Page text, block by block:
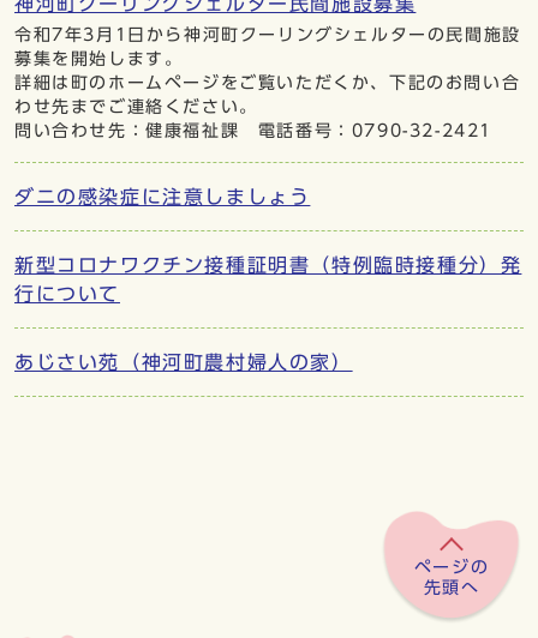
令和7年3月1日から神河町クーリングシェルターの民間施設
募集を開始します。
詳細は町のホームページをご覧いただくか、下記のお問い合
わせ先までご連絡ください。
問い合わせ先：健康福祉課 電話番号：0790-32-2421
ダニの感染症に注意しましょう
新型コロナワクチン接種証明書（特例臨時接種分）発
行について
あじさい苑（神河町農村婦人の家）
ページの
先頭へ